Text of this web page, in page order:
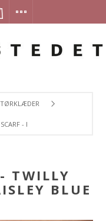
TØRKLÆDER
- ROYAL PAISLEY BLUE
TWILLY
BLUE